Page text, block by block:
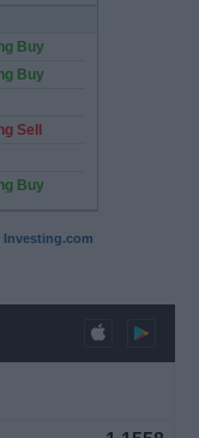
Investing.com